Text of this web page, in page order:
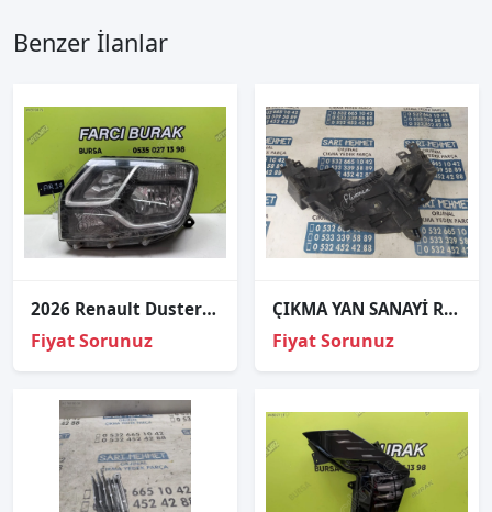
Benzer İlanlar
2026 Renault Duster Sol Far 260608209R
Fiyat Sorunuz
ÇIKMA YAN SANAYİ RENAULT FLUENCE SAĞ FAR ALT BRAKETİ
Fiyat Sorunuz